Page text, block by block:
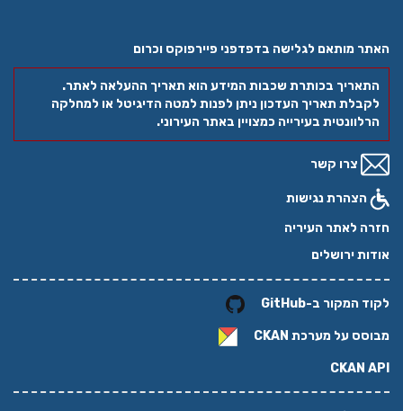
האתר מותאם לגלישה בדפדפני פיירפוקס וכרום
התאריך בכותרת שכבות המידע הוא תאריך ההעלאה לאתר.
לקבלת תאריך העדכון ניתן לפנות למטה הדיגיטל או למחלקה
הרלוונטית בעירייה כמצויין באתר העירוני.
צרו קשר
הצהרת נגישות
חזרה לאתר העיריה
אודות ירושלים
לקוד המקור ב-GitHub
מבוסס על מערכת CKAN
CKAN API